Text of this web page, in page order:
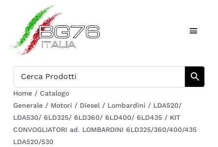
contenuto
Toggle
Catalogo
Chi siamo
Download
Home / Catalogo
Generale / Motori / Diesel / Lombardini / LDA520/
LDA530/ 6LD325/ 6LD360/ 6LD400/ 6LD435 / KIT
CONVOGLIATORI ad. LOMBARDINI 6LD325/360/400/435
LDA520/530